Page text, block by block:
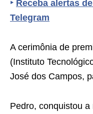
‣ Receba alertas
Telegram
A cerimônia de
(Instituto
José dos Campos,
Pedro, conquistou